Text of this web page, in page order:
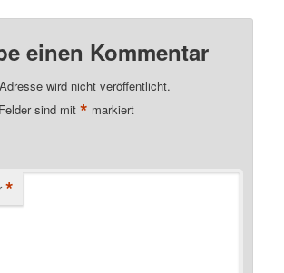
einen Kommentar
wird nicht veröffentlicht.
sind mit* markiert
*